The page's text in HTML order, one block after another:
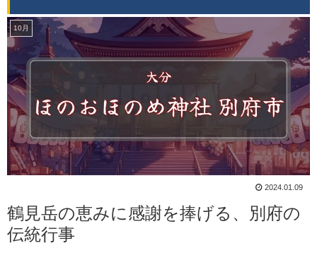
10月
2024.01.09
鶴見岳の恵みに感謝を捧げる、別府の
伝統行事